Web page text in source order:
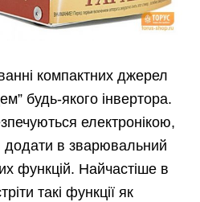
компактних джерел
будь-якого інвертора.
електронікою,
додати в зварювальний
функцій. Найчастіше в
такі функції як